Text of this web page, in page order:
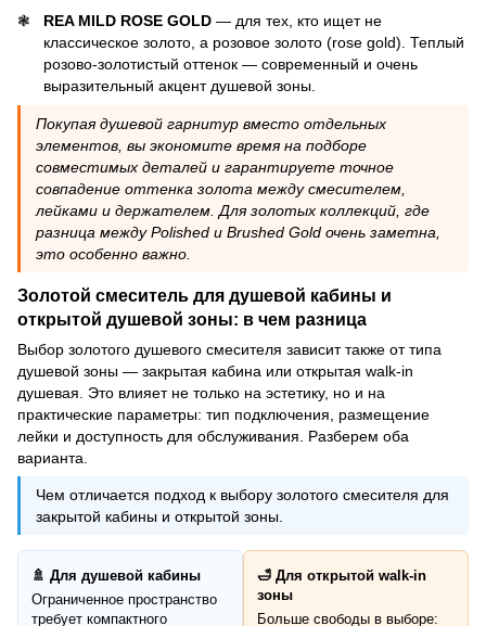
REA MILD ROSE GOLD — для тех, кто ищет не
классическое золото, а розовое золото (rose gold). Теплый
розово-золотистый оттенок — современный и очень
выразительный акцент душевой зоны.
Покупая душевой гарнитур вместо отдельных
элементов, вы экономите время на подборе
совместимых деталей и гарантируете точное
совпадение оттенка золота между смесителем,
лейками и держателем. Для золотых коллекций, где
разница между Polished и Brushed Gold очень заметна,
это особенно важно.
Золотой смеситель для душевой кабины и
открытой душевой зоны: в чем разница
Выбор золотого душевого смесителя зависит также от типа
душевой зоны — закрытая кабина или открытая walk-in
душевая. Это влияет не только на эстетику, но и на
практические параметры: тип подключения, размещение
лейки и доступность для обслуживания. Разберем оба
варианта.
Чем отличается подход к выбору золотого смесителя для
закрытой кабины и открытой зоны.
🚿 Для душевой кабины
Ограниченное пространство
требует компактного
🛁 Для открытой walk-in
зоны
Больше свободы в выборе: